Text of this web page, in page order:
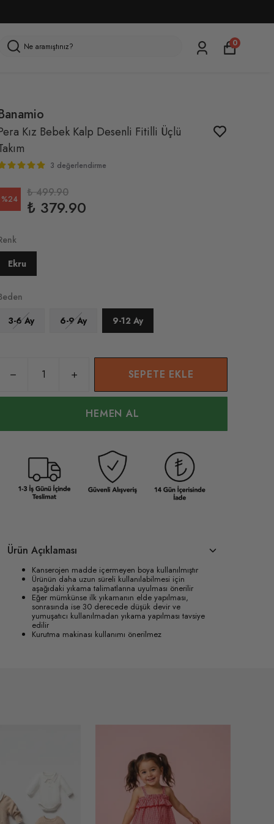
0
Kız Bebek Kalp Desenli Fitilli Üçlü
3 değerlendirme
%24 ₺ 499.90
₺ 379.90
Ekru
3-6 Ay
6-9 Ay 9-12 Ay
SEPETE EKLE
HEMEN AL
Ürün Açıklaması
Kanserojen madde içermeyen boya kullanılmıştır
Ürünün daha uzun süreli kullanılabilmesi için
aşağıdaki yıkama talimatlarına uyulması önerilir
Eğer mümkünse ilk yıkamanın elde yapılması,
sonrasında ise 30 derecede düşük devir ve
yumuşatıcı kullanılmadan yıkama yapılması tavsiye
edilir
Kurutma makinası kullanımı önerilmez